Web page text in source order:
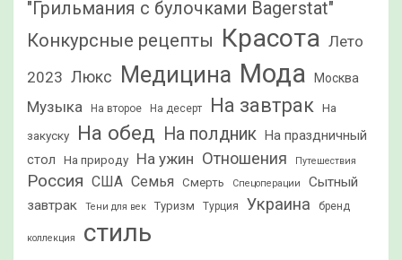
"Грильмания с булочками Bagerstat"
Конкурсные рецепты Красота Лето
2023 Люкс Медицина Мода Москва
Музыка На второе На десерт На завтрак На
закуску На обед На полдник На праздничный
стол
На природу На ужин Отношения Путешествия
Россия США Семья Смерть Спецоперации
Сытный
завтрак
Тени для век Туризм Турция Украина бренд
коллекция стиль